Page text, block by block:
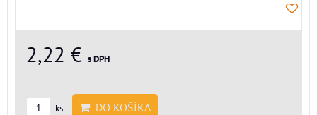
2,22 € s DPH
ks DO KOŠÍKA